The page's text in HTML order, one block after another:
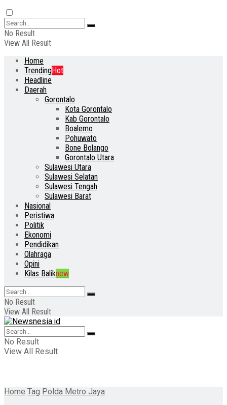
No Result
View All Result
Home
TrendingHot
Headline
Daerah
Gorontalo
Kota Gorontalo
Kab Gorontalo
Boalemo
Pohuwato
Bone Bolango
Gorontalo Utara
Sulawesi Utara
Sulawesi Selatan
Sulawesi Tengah
Sulawesi Barat
Nasional
Peristiwa
Politik
Ekonomi
Pendidikan
Olahraga
Opini
Kilas Baliknew
No Result
View All Result
No Result
View All Result
Home Tag Polda Metro Jaya